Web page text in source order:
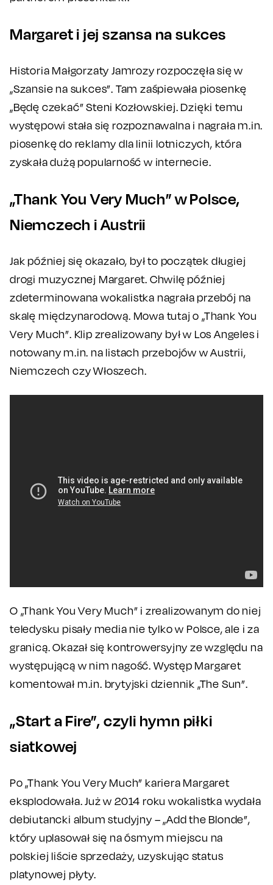
Margaret i jej szansa na sukces
Historia Małgorzaty Jamrozy rozpoczęła się w
„Szansie na sukces”. Tam zaśpiewała piosenkę
„Będę czekać” Steni Kozłowskiej. Dzięki temu
występowi stała się rozpoznawalna i nagrała m.in.
piosenkę do reklamy dla linii lotniczych, która
zyskała dużą popularność w internecie.
„Thank You Very Much” w Polsce,
Niemczech i Austrii
Jak później się okazało, był to początek długiej
drogi muzycznej Margaret. Chwilę później
zdeterminowana wokalistka nagrała przebój na
skalę międzynarodową. Mowa tutaj o „Thank You
Very Much”. Klip zrealizowany był w Los Angeles i
notowany m.in. na listach przebojów w Austrii,
Niemczech czy Włoszech.
O „Thank You Very Much” i zrealizowanym do niej
teledysku pisały media nie tylko w Polsce, ale i za
granicą. Okazał się kontrowersyjny ze względu na
występującą w nim nagość. Występ Margaret
komentował m.in. brytyjski dziennik „The Sun”.
„Start a Fire”, czyli hymn piłki
siatkowej
Po „Thank You Very Much” kariera Margaret
eksplodowała. Już w 2014 roku wokalistka wydała
debiutancki album studyjny – „Add the Blonde”,
który uplasował się na ósmym miejscu na
polskiej liście sprzedaży, uzyskując status
platynowej płyty.